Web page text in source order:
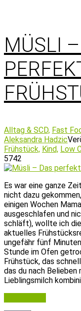
MÜSLI
Alltag & SCD, Fast
Aleksandra Hadzic
Frühstück, Kind, Low
5742
Es war eine ganze
nicht dazu
einigen Wochen
ausgeschlafen und
schläft), wollte ich
aktuelles
ungefähr fünf
Stunde im Ofen
Frühstück, das
das du nach Belieben
Lieblingsmilch